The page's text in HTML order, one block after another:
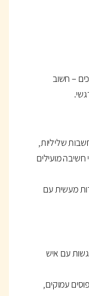
– חשוב
שליליות,
מועילים
מעשית עם
עם איש
עמוקים,